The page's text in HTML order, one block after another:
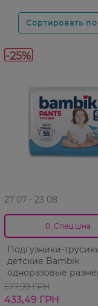
Сортировать
-25%
27 07 - 23 08
0_Спец.ціна
Подгузники-
детские Bambik
одноразовые
кг, 30шт
577,99 ГРН
433,49 ГРН